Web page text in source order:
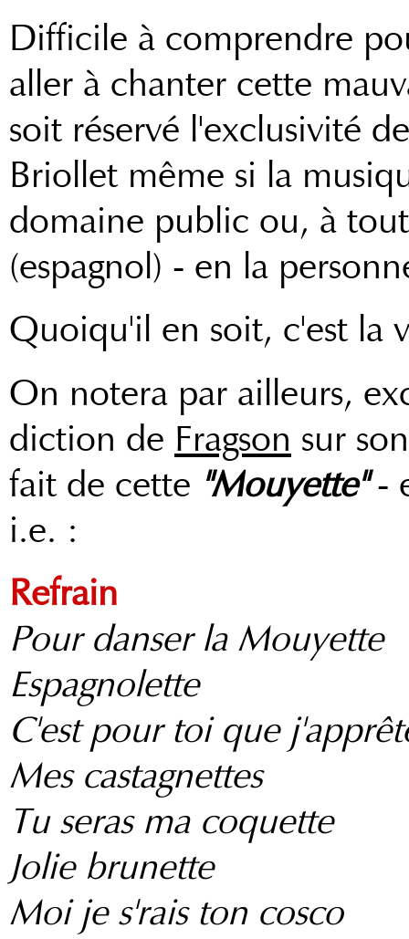
Difficile à comprendre
aller à chanter cette
soit réservé l'exclusivité
Briollet même si la
domaine public ou, à
(espagnol) - en la
Quoiqu'il en soit, c'est la
On notera par ailleurs,
diction de Fragson sur
fait de cette "Mouyette"-
i.e. :
Refrain
Pour danser la Mouyette
Espagnolette
C'est pour toi que
Mes castagnettes
Tu seras ma coquette
Jolie brunette
Moi je s'rais ton cosco